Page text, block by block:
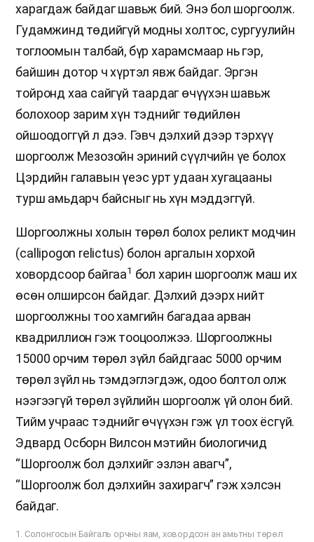
харагдаж байдаг шавьж бий. Энэ бол шоргоолж.
Гудамжинд төдийгүй модны холтос, сургуулийн
тоглоомын талбай, бүр харамсмаар нь гэр,
байшин дотор ч хүртэл явж байдаг. Эргэн
тойронд хаа сайгүй таардаг өчүүхэн шавьж
болохоор зарим хүн тэднийг төдийлөн
ойшоодоггүй л дээ. Гэвч дэлхий дээр тэрхүү
шоргоолж Мезозойн эриний сүүлчийн үе болох
Цэрдийн галавын үеэс урт удаан хугацааны
турш амьдарч байсныг нь хүн мэддэггүй.
Шоргоолжны холын төрөл болох реликт модчин
(callipogon relictus) болон аргалын хорхой
ховордсоор байгаа1 бол харин шоргоолж маш их
өсөн олширсон байдаг. Дэлхий дээрх нийт
шоргоолжны тоо хамгийн багадаа арван
квадриллион гэж тооцоолжээ. Шоргоолжны
15000 орчим төрөл зүйл байдгаас 5000 орчим
төрөл зүйл нь тэмдэглэгдэж, одоо болтол олж
нээгээгүй төрөл зүйлийн шоргоолж үй олон бий.
Тийм учраас тэднийг өчүүхэн гэж үл тоох ёсгүй.
Эдвард Осборн Вилсон мэтийн биологичид
“Шоргоолж бол дэлхийг эзлэн авагч”,
“Шоргоолж бол дэлхийн захирагч” гэж хэлсэн
байдаг.
1. Солонгосын Байгаль орчны яам, ховордсон ан амьтны төрөл